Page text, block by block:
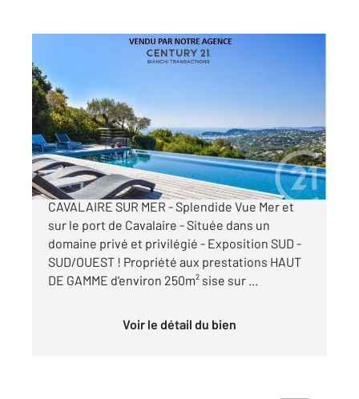
CAVALAIRE SUR MER 83
Ref : 4331
Maison à vendre
2 990 000 €
A ETE VENDU PAR NOTRE AGENCE !
CAVALAIRE SUR MER - Splendide Vue Mer et
sur le port de Cavalaire - Située dans un
domaine privé et privilégié - Exposition SUD -
SUD/OUEST ! Propriété aux prestations HAUT
DE GAMME d'environ 250m² sise sur ...
Voir le détail du bien